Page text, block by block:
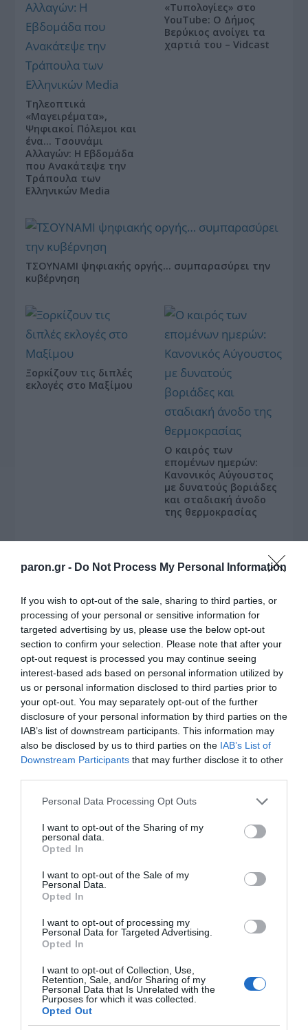
paron.gr - Do Not Process My Personal Information
If you wish to opt-out of the sale, sharing to third parties, or
processing of your personal or sensitive information for
targeted advertising by us, please use the below opt-out
section to confirm your selection. Please note that after your
opt-out request is processed you may continue seeing
interest-based ads based on personal information utilized by
us or personal information disclosed to third parties prior to
your opt-out. You may separately opt-out of the further
disclosure of your personal information by third parties on the
IAB’s list of downstream participants. This information may
also be disclosed by us to third parties on the IAB’s List of
Downstream Participants that may further disclose it to other
Please note that this website/app uses one or more Google
not limited to your visit or usage behaviour. You may click to
grant or deny consent to Google and its third-party tags to
use your data for below specified purposes in below Google
consent section.
Personal Data Processing Opt Outs
I want to opt-out of the Sharing of my
personal data.
Opted In
I want to opt-out of the Sale of my
Personal Data.
Opted In
I want to opt-out of processing my
Personal Data for Targeted Advertising.
Opted In
I want to opt-out of Collection, Use,
Retention, Sale, and/or Sharing of my
Personal Data that Is Unrelated with the
Purposes for which it was collected.
Opted Out
Τηλεοπτικά
«Μαγειρέματα»,
Ψηφιακοί Πόλεμοι και
ένα… Τσουνάμι
Αλλαγών: Η Εβδομάδα
που Ανακάτεψε την
Τράπουλα των
Ελληνικών Media
«Τυπολογίες» στο
YouTube: Ο Δήμος
Βερύκιος ανοίγει τα
χαρτιά του – Vidcast
ΤΣΟΥΝΑΜΙ ψηφιακής οργής… συμπαρασύρει την
κυβέρνηση
Ξορκίζουν τις διπλές
εκλογές στο Μαξίμου
Ο καιρός των
επομένων ημερών:
Κανονικός Αύγουστος
με δυνατούς βοριάδες
και σταδιακή άνοδο
της θερμοκρασίας
X
LinkedIn
Tags: γράφουν,ΔΗΜΗΤΡΗΣ ΚΟΥΒΕΛΑΣ,
ΕΝΕΡΓΕΙΑΚΗ ΚΡΙΣΗ,ΝΕΑ ΔΗΜΟΚΡΑΤΙΑ,
ΠΟΛΙΤΙΚΗ, ΤΟ ΠΑΡΟΝ ΤΗΣ ΚΥΡΙΑΚΗΣ
Η διαφθορά απειλεί και τη… ζωή μας
τελευταίες μέρες την αποκάλυψη της κο­μπίνας
με τα…